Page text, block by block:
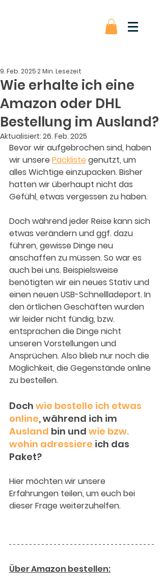
Wie erhalte ich eine
Amazon oder DHL
Bestellung im Ausland?
9. Feb. 20252 Min. Lesezeit
Aktualisiert: 26. Feb. 2025
Bevor wir aufgebrochen sind, haben
wir unsere Packliste genutzt, um
alles Wichtige einzupacken. Bisher
hatten wir überhaupt nicht das
Gefühl, etwas vergessen zu haben.
Doch während jeder Reise kann sich
etwas verändern und ggf. dazu
führen, gewisse Dinge neu
anschaffen zu müssen. So war es
auch bei uns. Beispielsweise
benötigten wir ein neues Stativ und
einen neuen USB-Schnellladeport. In
den örtlichen Geschäften wurden
wir leider nicht fündig, bzw.
entsprachen die Dinge nicht
unseren Vorstellungen und
Ansprüchen. Also blieb nur noch die
Möglichkeit, die Gegenstände online
zu bestellen.
Doch wie bestelle ich etwas
online, während ich im
Ausland bin und wie bzw.
wohin adressiere ich das
Paket?
Hier möchten wir unsere
Erfahrungen teilen, um euch bei
dieser Frage weiterzuhelfen.
Über Amazon bestellen: